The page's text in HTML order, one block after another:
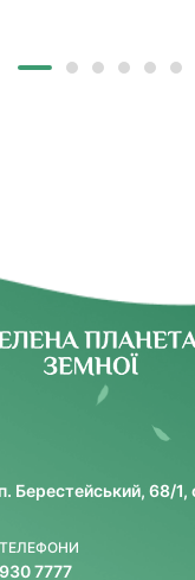
гіпотонію,
Берестейський, 68/1,
7777